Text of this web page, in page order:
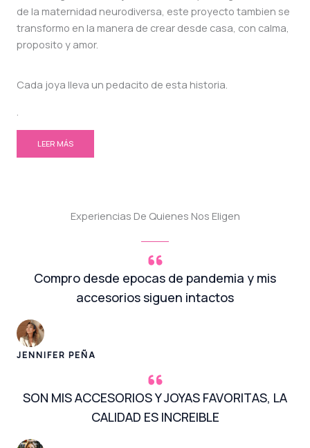
de la maternidad neurodiversa, este proyecto tambien se
transformo en la manera de crear desde casa, con calma,
proposito y amor.
Cada joya lleva un pedacito de esta historia.
.
LEER MÁS
Experiencias De Quienes Nos Eligen
Compro desde epocas de pandemia y mis
accesorios siguen intactos
JENNIFER PEÑA
SON MIS ACCESORIOS Y JOYAS FAVORITAS, LA
CALIDAD ES INCREIBLE